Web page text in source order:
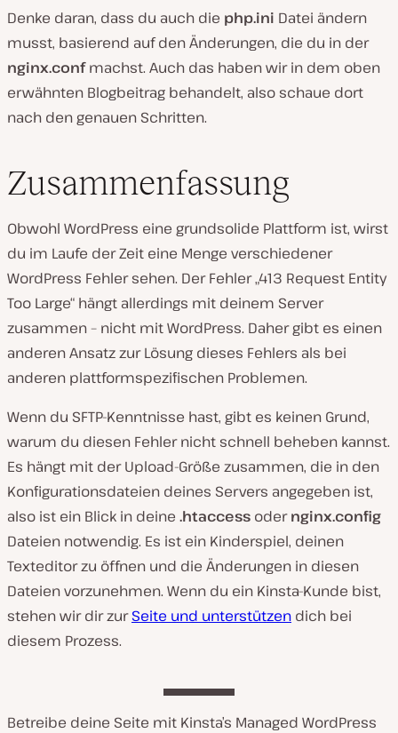
Denke daran, dass du auch die php.ini Datei ändern
musst, basierend auf den Änderungen, die du in der
nginx.confmachst. Auch das haben wir in dem oben
erwähnten Blogbeitrag behandelt, also schaue dort
nach den genauen Schritten.
Zusammenfassung
Obwohl WordPress eine grundsolide Plattform ist, wirst
du im Laufe der Zeit eine Menge verschiedener
WordPress Fehler sehen. Der Fehler „413 Request Entity
Too Large“ hängt allerdings mit deinem Server
zusammen – nicht mit WordPress. Daher gibt es einen
anderen Ansatz zur Lösung dieses Fehlers als bei
anderen plattformspezifischen Problemen.
Wenn du SFTP-Kenntnisse hast, gibt es keinen Grund,
warum du diesen Fehler nicht schnell beheben kannst.
Es hängt mit der Upload-Größe zusammen, die in den
Konfigurationsdateien deines Servers angegeben ist,
also ist ein Blick in deine .htaccess odernginx.config
Dateien notwendig. Es ist ein Kinderspiel, deinen
Texteditor zu öffnen und die Änderungen in diesen
Dateien vorzunehmen. Wenn du ein Kinsta-Kunde bist,
stehen wir dir zurSeite und unterstützen dich bei
diesem Prozess.
Betreibe deine Seite mit Kinsta’s Managed WordPress